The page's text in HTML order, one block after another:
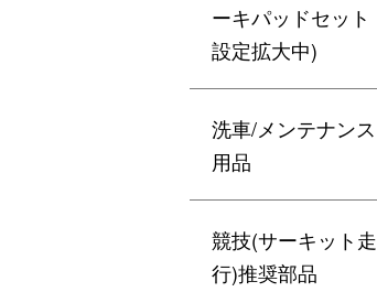
ーキパッドセット
設定拡大中)
洗車/メンテナンス
用品
競技(サーキット走
行)推奨部品